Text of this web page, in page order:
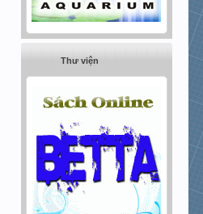
Thư viện